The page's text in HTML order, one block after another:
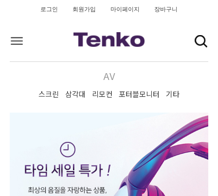
로그인 회원가입 마이페이지 장바구니
AV
스크린 삼각대 리모컨 포터블모니터 기타